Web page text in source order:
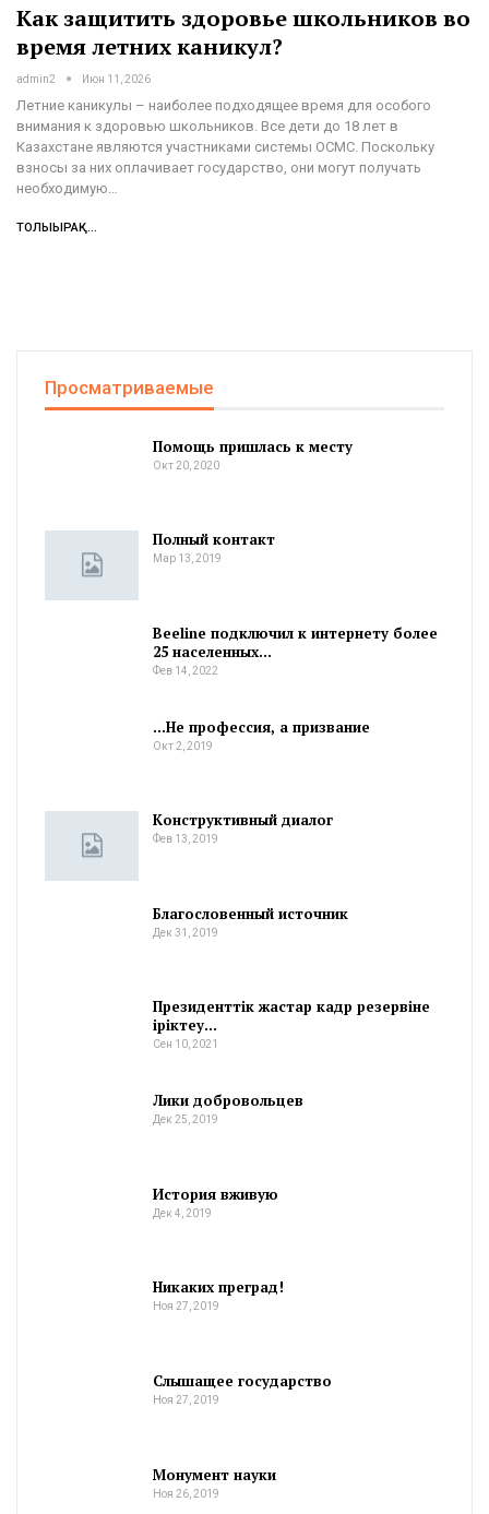
Как защитить здоровье школьников во
время летних каникул?
admin2 Июн 11, 2026
Летние каникулы – наиболее подходящее время для особого
внимания к здоровью школьников. Все дети до 18 лет в
Казахстане являются участниками системы ОСМС. Поскольку
взносы за них оплачивает государство, они могут получать
необходимую…
ТОЛЫҒЫРАҚ...
Просматриваемые
Помощь пришлась к месту
Окт 20, 2020
Полный контакт
Мар 13, 2019
Beeline подключил к интернету более
25 населенных…
Фев 14, 2022
…Не профессия, а призвание
Окт 2, 2019
Конструктивный диалог
Фев 13, 2019
Благословенный источник
Дек 31, 2019
Президенттік жастар кадр резервіне
іріктеу…
Сен 10, 2021
Лики добровольцев
Дек 25, 2019
История вживую
Дек 4, 2019
Никаких преград!
Ноя 27, 2019
Слышащее государство
Ноя 27, 2019
Монумент науки
Ноя 26, 2019